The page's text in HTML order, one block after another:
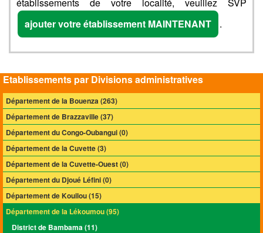
ajouter votre établissement MAINTENANT
.
Etablissements par Divisions administratives
Département de la Bouenza (263)
Département de Brazzaville (37)
Département du Congo-Oubangui (0)
Département de la Cuvette (3)
Département de la Cuvette-Ouest (0)
Département du Djoué Léfini (0)
Département de Kouilou (15)
Département de la Lékoumou (95)
District de Bambama (11)